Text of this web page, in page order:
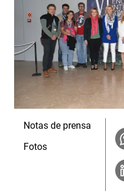
Notas de prensa
Fotos